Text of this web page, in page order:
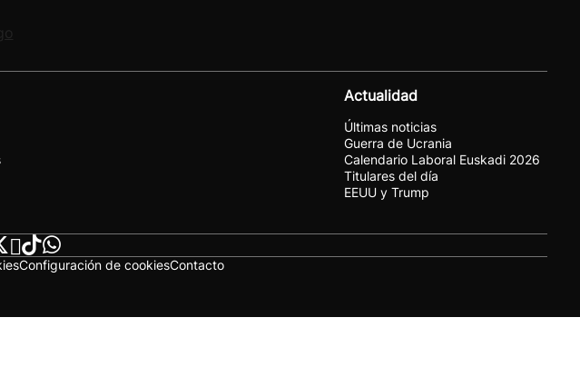
Actualidad
Últimas noticias
Guerra de Ucrania
Calendario Laboral Euskadi 2026
Titulares del día
EEUU y Trump
Configuración de cookiesContacto